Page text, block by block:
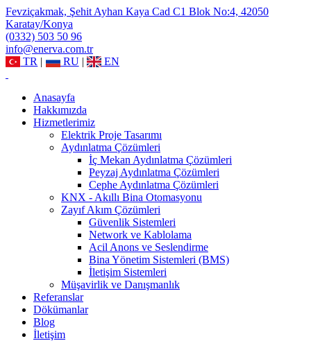
Fevziçakmak, Şehit Ayhan Kaya Cad C1 Blok No:4, 42050
Karatay/Konya
(0332) 503 50 96
info@enerva.com.tr
TR | RU | EN
Anasayfa
Hakkımızda
Hizmetlerimiz
Elektrik Proje Tasarımı
Aydınlatma Çözümleri
İç Mekan Aydınlatma Çözümleri
Peyzaj Aydınlatma Çözümleri
Cephe Aydınlatma Çözümleri
KNX - Akıllı Bina Otomasyonu
Zayıf Akım Çözümleri
Güvenlik Sistemleri
Network ve Kablolama
Acil Anons ve Seslendirme
Bina Yönetim Sistemleri (BMS)
İletişim Sistemleri
Müşavirlik ve Danışmanlık
Referanslar
Dökümanlar
Blog
İletişim